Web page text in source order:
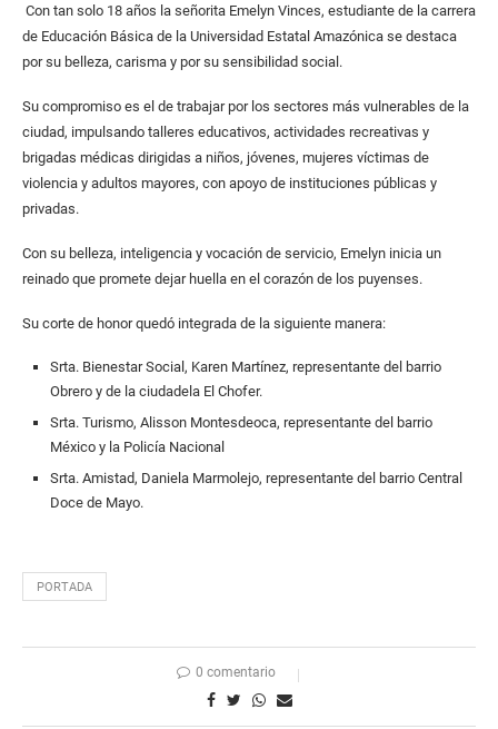
Con tan solo 18 años la señorita Emelyn Vinces, estudiante de la carrera
de Educación Básica de la Universidad Estatal Amazónica se destaca
por su belleza, carisma y por su sensibilidad social.
Su compromiso es el de trabajar por los sectores más vulnerables de la
ciudad, impulsando talleres educativos, actividades recreativas y
brigadas médicas dirigidas a niños, jóvenes, mujeres víctimas de
violencia y adultos mayores, con apoyo de instituciones públicas y
privadas.
Con su belleza, inteligencia y vocación de servicio, Emelyn inicia un
reinado que promete dejar huella en el corazón de los puyenses.
Su corte de honor quedó integrada de la siguiente manera:
Srta. Bienestar Social, Karen Martínez, representante del barrio
Obrero y de la ciudadela El Chofer.
Srta. Turismo, Alisson Montesdeoca, representante del barrio
México y la Policía Nacional
Srta. Amistad, Daniela Marmolejo, representante del barrio Central
Doce de Mayo.
PORTADA
0 comentario